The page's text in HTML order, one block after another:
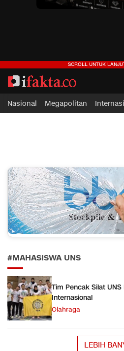
ifakta.co
#pastibenar
Nasional Megapolitan
#MAHASISWA UNS
Tim Pencak Silat
Internasional
Olahraga
LEBIH